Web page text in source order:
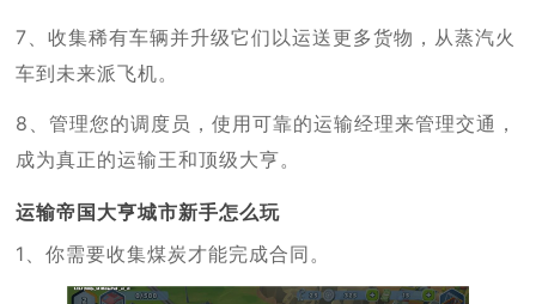
7、收集稀有车辆并升级它们以运送更多货物，从蒸汽火
车到未来派飞机。
8、管理您的调度员，使用可靠的运输经理来管理交通，
成为真正的运输王和顶级大亨。
运输帝国大亨城市新手怎么玩
1、你需要收集煤炭才能完成合同。